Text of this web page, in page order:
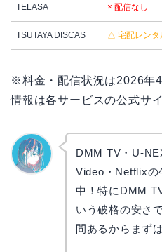
TELASA × 配信なし
TSUTAYA DISCAS △ 宅配レンタ
※料金・配信状況は2026年
情報は各サービスの公式サ
DMM TV・U-
Video・Netflixの
中！特にDMM
いう破格の安さ
間あるからまず